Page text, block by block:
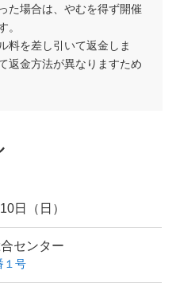
た場合は、やむを得ず開催
。
料を差し引いて返金しま
返金方法が異なりますため
日（日）
センター
１号